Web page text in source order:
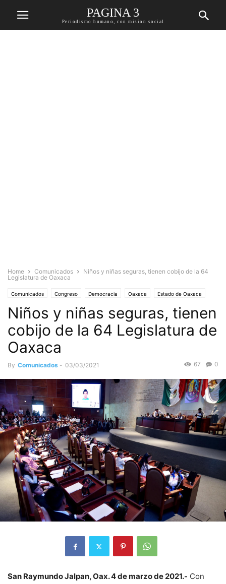
PAGINA 3
Periodismo humano, con mision social
Home Comunicados
Niños y niñas seguras, tienen cobijo de la 64
Legislatura de Oaxaca
Comunicados Congreso Democracia Oaxaca Estado de Oaxaca
Niños y niñas seguras, tienen
cobijo de la 64 Legislatura de
Oaxaca
By Comunicados - 03/03/2021 0
67
San Raymundo Jalpan, Oax. 4 de marzo de 2021.- Con